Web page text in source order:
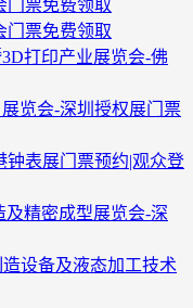
门票免费领取
门票免费领取
打印产业展览会-佛
览会-深圳授权展门票
钟表展门票预约|观众登
及精密成型展览会-深
设备及液态加工技术